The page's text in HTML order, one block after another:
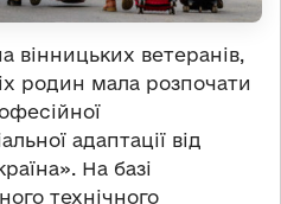
вінницьких ветеранів,
родин мала розпочати
адаптації від
На базі
технічного